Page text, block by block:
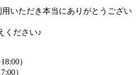
いただき本当にありがとうござい
ください♪
）
）